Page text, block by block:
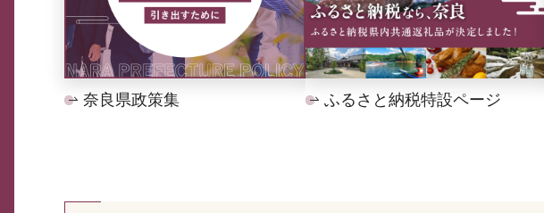
奈良県政策集 ふるさと納税特設ページ